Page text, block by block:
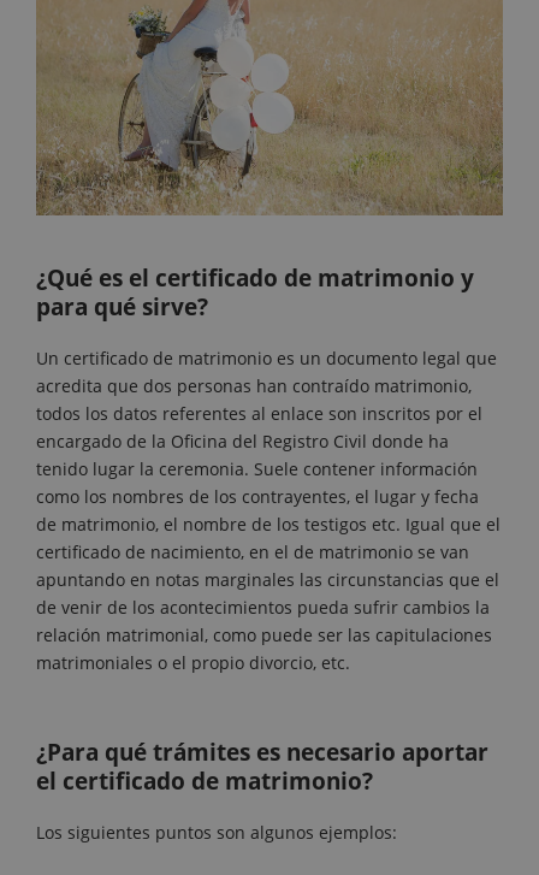
¿Qué es el certificado de matrimonio y
para qué sirve?
Un certificado de matrimonio es un documento legal que
acredita que dos personas han contraído matrimonio,
todos los datos referentes al enlace son inscritos por el
encargado de la Oficina del Registro Civil donde ha
tenido lugar la ceremonia. Suele contener información
como los nombres de los contrayentes, el lugar y fecha
de matrimonio, el nombre de los testigos etc. Igual que el
certificado de nacimiento, en el de matrimonio se van
apuntando en notas marginales las circunstancias que el
de venir de los acontecimientos pueda sufrir cambios la
relación matrimonial, como puede ser las capitulaciones
matrimoniales o el propio divorcio, etc.
¿Para qué trámites es necesario aportar
el certificado de matrimonio?
Los siguientes puntos son algunos ejemplos: